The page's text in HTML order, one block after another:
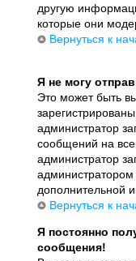
другую
которые они
Вернуться к
Я не могу
Это может быть
администратор
сообщений на
администратор
дополнительной
Вернуться к
Я постоянно
сообщения!